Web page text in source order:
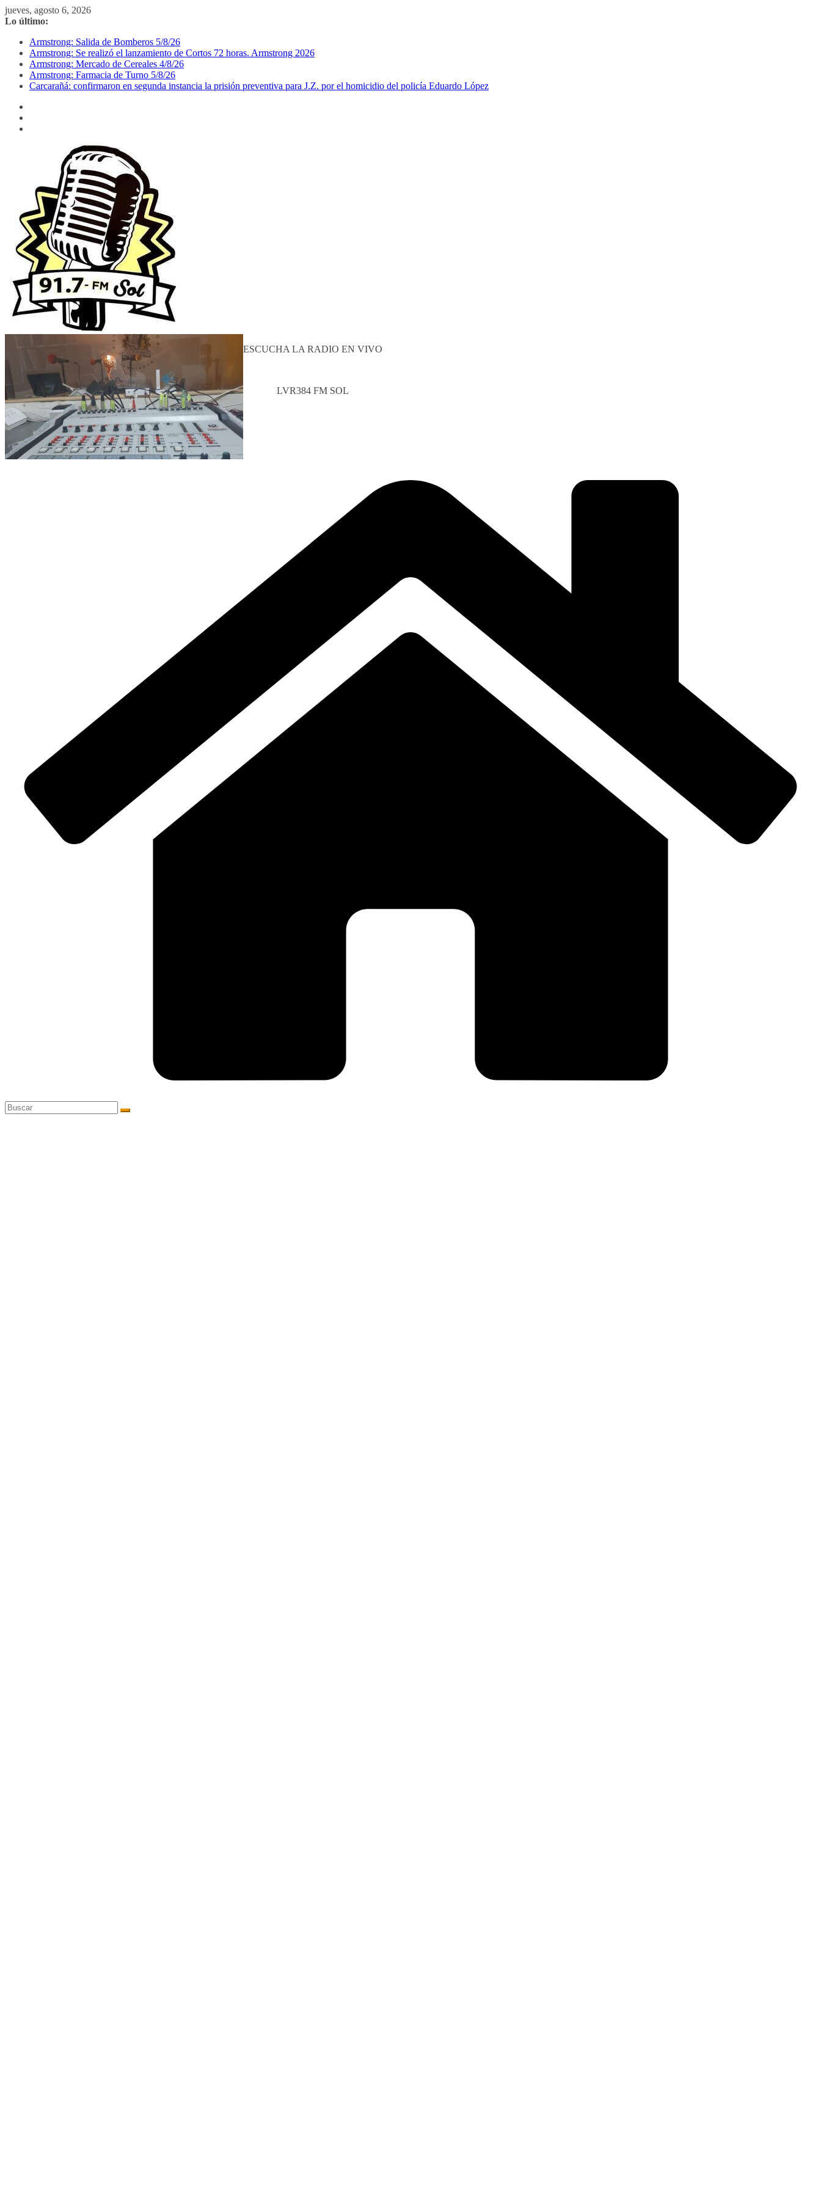
Saltar
al
jueves, agosto 6, 2026
Lo último:
Armstrong: Salida de Bomberos 5/8/26
Armstrong: Se realizó el lanzamiento de Cortos 72 horas. Armstrong 2026
Armstrong: Mercado de Cereales 4/8/26
Armstrong: Farmacia de Turno 5/8/26
Carcarañá: confirmaron en segunda instancia la prisión preventiva para J.Z. por el homicidio del policía Eduardo López
ESCUCHA LA RADIO EN VIVO
LVR384 FM SOL